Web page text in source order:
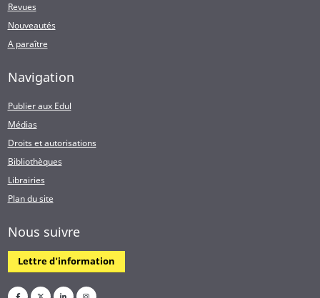
Revues
Nouveautés
A paraître
Navigation
Publier aux Edul
Médias
Droits et autorisations
Bibliothèques
Librairies
Plan du site
Nous suivre
Lettre d'information